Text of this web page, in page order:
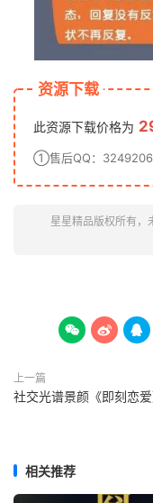
资源下载
此资源下载价格为
①售后QQ：
星星精品版权所有，
  
上一篇
社交光谱景颜《即刻恋爱
相关推荐